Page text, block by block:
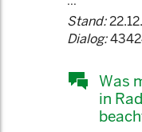
Stand:
Dialog:
Was
in